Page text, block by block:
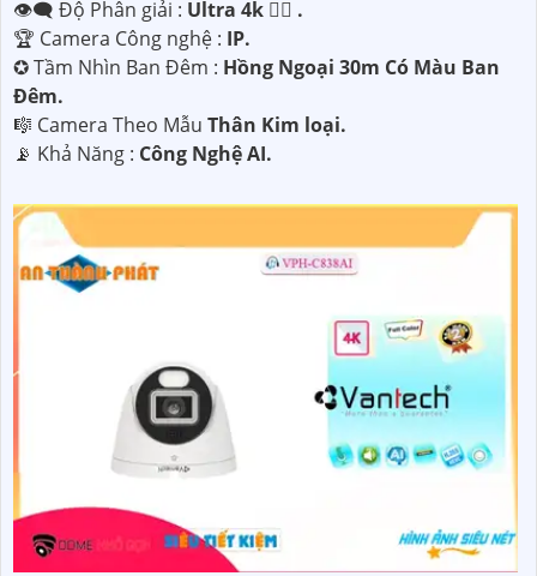
👁️‍🗨 Độ Phân giải : Ultra 4k 👍🏾 .
🏆 Camera Công nghệ : IP.
✪ Tầm Nhìn Ban Đêm : Hồng Ngoại 30m Có Màu Ban
Ðêm.
🎼️ Camera Theo Mẫu Thân Kim loại.
️📡 Khả Năng : Công Nghệ AI.